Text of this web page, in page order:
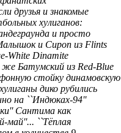
друзья и знакомые
хулиганов:
и просто
и Сироп из Flints
White Dinamite
Батумский из Red-Blue
стойку динамовскую
дико рубились
на ``Индюках-94''
Сантима как
май''... ``Тёплая